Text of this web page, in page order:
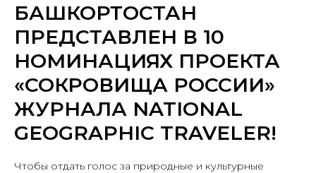
БАШКОРТОСТАН
ПРЕДСТАВЛЕН В 10
НОМИНАЦИЯХ ПРОЕКТА
«СОКРОВИЩА РОССИИ»
ЖУРНАЛА NATIONAL
GEOGRAPHIC TRAVELER!
Чтобы отдать голос за природные и культурные